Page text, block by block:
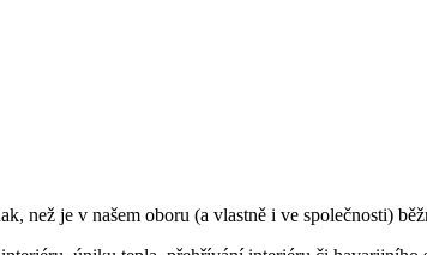
než je v našem oboru (a vlastně i ve společnosti)